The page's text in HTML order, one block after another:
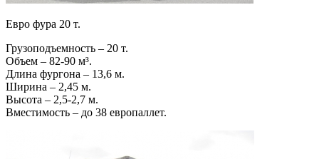
Евро фура 20 т.
Грузоподъемность – 20 т.
Объем – 82-90 м³.
Длина фургона – 13,6 м.
Ширина – 2,45 м.
Высота – 2,5-2,7 м.
Вместимость – до 38 европаллет.